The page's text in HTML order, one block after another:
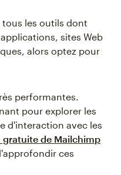
tous les outils dont
sites Web
alors optez pour
performantes.
pour explorer les
d'interaction avec les
de Mailchimp
ces